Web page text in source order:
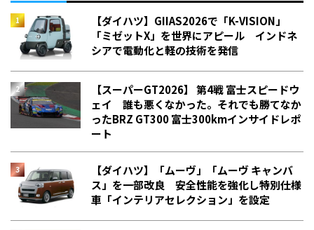
【ダイハツ】GIIAS2026で「K-VISION」
「ミゼットX」を世界にアピール インドネ
シアで電動化と軽の技術を発信
【スーパーGT2026】 第4戦 富士スピードウ
ェイ 誰も悪くなかった。それでも勝てなか
った――BRZ GT300 富士300kmインサイドレポ
ート
【ダイハツ】「ムーヴ」「ムーヴ キャンバ
ス」を一部改良 安全性能を強化し特別仕様
車「インテリアセレクション」を設定